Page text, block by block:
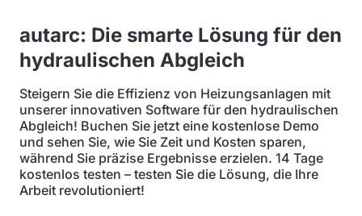
autarc: Die smarte Lösung für den
hydraulischen Abgleich
Steigern Sie die Effizienz von Heizungsanlagen mit
unserer innovativen Software für den hydraulischen
Abgleich! Buchen Sie jetzt eine kostenlose Demo
und sehen Sie, wie Sie Zeit und Kosten sparen,
während Sie präzise Ergebnisse erzielen. 14 Tage
kostenlos testen – testen Sie die Lösung, die Ihre
Arbeit revolutioniert!